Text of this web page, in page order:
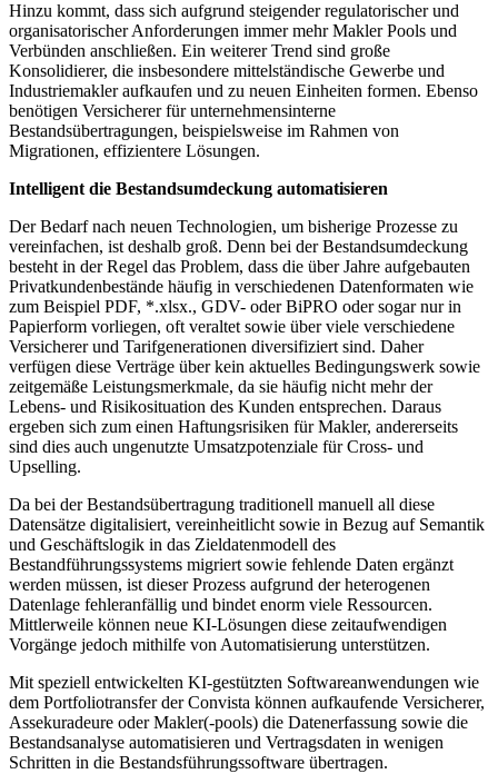
Hinzu kommt, dass sich aufgrund steigender regulatorischer und
organisatorischer Anforderungen immer mehr Makler Pools und
Verbünden anschließen. Ein weiterer Trend sind große
Konsolidierer, die insbesondere mittelständische Gewerbe und
Industriemakler aufkaufen und zu neuen Einheiten formen. Ebenso
benötigen Versicherer für unternehmensinterne
Bestandsübertragungen, beispielsweise im Rahmen von
Migrationen, effizientere Lösungen.
Intelligent die Bestandsumdeckung automatisieren
Der Bedarf nach neuen Technologien, um bisherige Prozesse zu
vereinfachen, ist deshalb groß. Denn bei der Bestandsumdeckung
besteht in der Regel das Problem, dass die über Jahre aufgebauten
Privatkundenbestände häufig in verschiedenen Datenformaten wie
zum Beispiel PDF, *.xlsx., GDV- oder BiPRO oder sogar nur in
Papierform vorliegen, oft veraltet sowie über viele verschiedene
Versicherer und Tarifgenerationen diversifiziert sind. Daher
verfügen diese Verträge über kein aktuelles Bedingungswerk sowie
zeitgemäße Leistungsmerkmale, da sie häufig nicht mehr der
Lebens- und Risikosituation des Kunden entsprechen. Daraus
ergeben sich zum einen Haftungsrisiken für Makler, andererseits
sind dies auch ungenutzte Umsatzpotenziale für Cross- und
Upselling.
Da bei der Bestandsübertragung traditionell manuell all diese
Datensätze digitalisiert, vereinheitlicht sowie in Bezug auf Semantik
und Geschäftslogik in das Zieldatenmodell des
Bestandführungssystems migriert sowie fehlende Daten ergänzt
werden müssen, ist dieser Prozess aufgrund der heterogenen
Datenlage fehleranfällig und bindet enorm viele Ressourcen.
Mittlerweile können neue KI-Lösungen diese zeitaufwendigen
Vorgänge jedoch mithilfe von Automatisierung unterstützen.
Mit speziell entwickelten KI-gestützten Softwareanwendungen wie
dem Portfoliotransfer der Convista können aufkaufende Versicherer,
Assekuradeure oder Makler(-pools) die Datenerfassung sowie die
Bestandsanalyse automatisieren und Vertragsdaten in wenigen
Schritten in die Bestandsführungssoftware übertragen.